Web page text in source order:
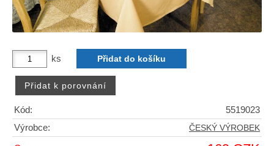
ks
Kód:
5519023
Výrobce:
ČESKÝ VÝROBEK